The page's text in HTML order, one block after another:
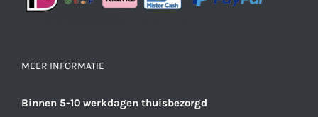
MEER INFORMATIE
Binnen 5-10 werkdagen thuisbezorgd